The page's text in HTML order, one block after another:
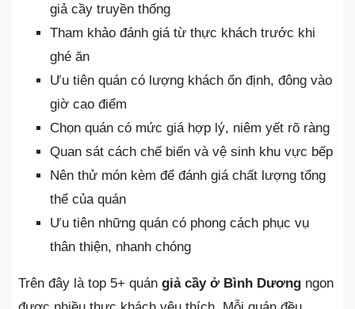
giả cầy truyền thống
Tham khảo đánh giá từ thực khách trước khi
ghé ăn
Ưu tiên quán có lượng khách ổn định, đông vào
giờ cao điểm
Chọn quán có mức giá hợp lý, niêm yết rõ ràng
Quan sát cách chế biến và vệ sinh khu vực bếp
Nên thử món kèm để đánh giá chất lượng tổng
thể của quán
Ưu tiên những quán có phong cách phục vụ
thân thiện, nhanh chóng
Trên đây là top 5+ quán giả cầy ở Bình Dương ngon